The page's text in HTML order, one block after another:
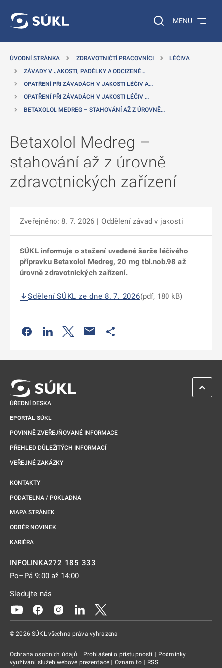
Vyhledávání na
MENU
ÚVODNÍ STRÁNKA ZDRAVOTNIČTÍ PRACOVNÍCI
LÉČIVA
ZÁVADY V JAKOSTI, PADĚLKY A ODCIZENÉ…
OPATŘENÍ PŘI ZÁVADÁCH V JAKOSTI LÉČIV A…
OPATŘENÍ PŘI ZÁVADÁCH V JAKOSTI LÉČIV …
BETAXOLOL MEDREG – STAHOVÁNÍ AŽ Z ÚROVNĚ…
Betaxolol Medreg –
stahování až z úrovně
zdravotnických zařízení
Zveřejněno: 8. 7. 2026 | Oddělení závad v jakosti
SÚKL informuje o stažení uvedené šarže léčivého
přípravku Betaxolol Medreg, 20 mg tbl.nob.98 až
úrovně zdravotnických zařízení.
Sdělení SÚKL ze dne 8. 7. 2026(pdf, 180 kB)
Odkaz se otevře na nové kartě
Odkaz se otevře na nové kartě
Odkaz se otevře na nové kartě
ÚŘEDNÍ DESKA
EPORTÁL SÚKL
POVINNĚ ZVEŘEJŇOVANÉ INFORMACE
PŘEHLED DŮLEŽITÝCH INFORMACÍ
VEŘEJNÉ ZAKÁZKY
KONTAKTY
PODATELNA / POKLADNA
MAPA STRÁNEK
ODBĚR NOVINEK
KARIÉRA
INFOLINKA272 185 333
Po–Pá 9:00 až 14:00
Sledujte nás
Odkaz se otevře na nové kartě
Odkaz se otevře na nové kartě
Odkaz se otevře na nové kartě
Odkaz se otevře na nové kartě
© 2026 SÚKL všechna práva vyhrazena
Ochrana osobních údajů | Prohlášení o přístupnosti | Podmínky
využívání služeb webové prezentace | Oznam.to | RSS
ZPĚT